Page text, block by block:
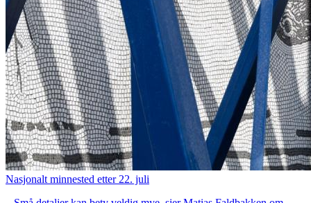
Nasjonalt minnested etter 22. juli